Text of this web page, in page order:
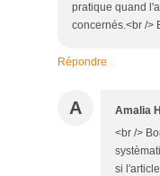
pratique quand
concernés.<br />
Répondre
A Amalia
<br />
si